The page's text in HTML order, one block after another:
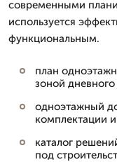
современными
используется
функциональным.
план
зоной
одноэтажный
комплектации
каталог
под